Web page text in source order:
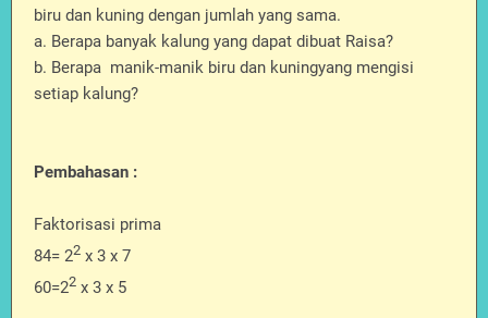
biru dan kuning dengan jumlah yang sama.
a. Berapa banyak kalung yang dapat dibuat Raisa?
b. Berapa manik-manik biru dan kuningyang mengisi
setiap kalung?
Pembahasan :
Faktorisasi prima
84= 22 x 3 x 7
60=22 x 3 x 5